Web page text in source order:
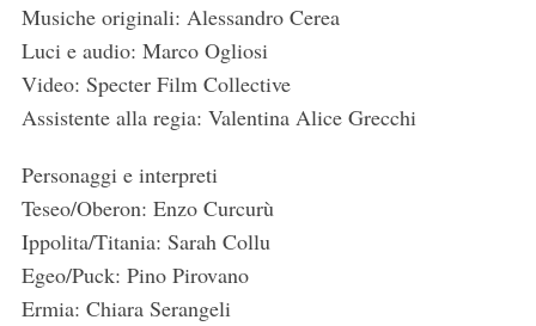
Musiche originali: Alessandro Cerea
Luci e audio: Marco Ogliosi
Video: Specter Film Collective
Assistente alla regia: Valentina Alice Grecchi
Personaggi e interpreti
Teseo/Oberon: Enzo Curcurù
Ippolita/Titania: Sarah Collu
Egeo/Puck: Pino Pirovano
Ermia: Chiara Serangeli